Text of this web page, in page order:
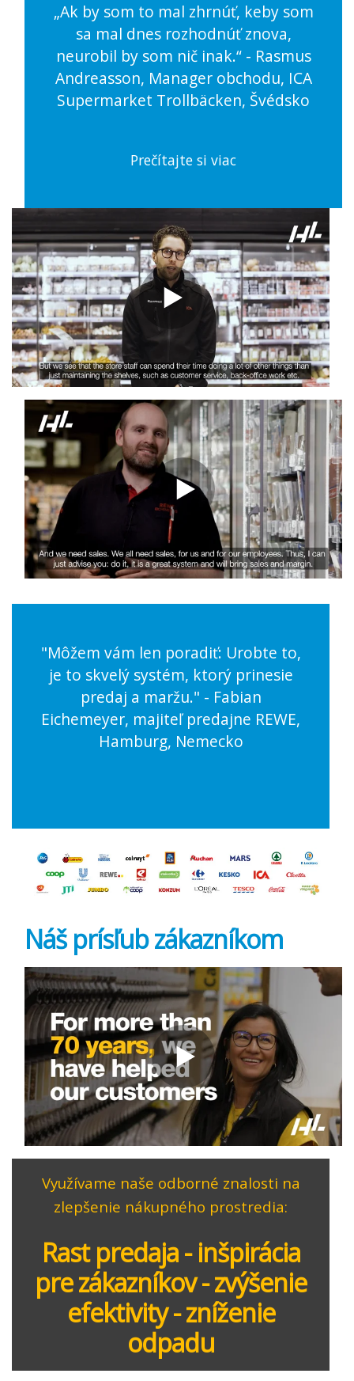
„Ak by som to mal zhrnúť, keby som
sa mal dnes rozhodnúť znova,
neurobil by som nič inak.“ - Rasmus
Andreasson, Manager obchodu, ICA
Supermarket Trollbäcken, Švédsko
Prečítajte si viac
"Môžem vám len poradiť: Urobte to,
je to skvelý systém, ktorý prinesie
predaj a maržu." - Fabian
Eichemeyer, majiteľ predajne REWE,
Hamburg, Nemecko
Náš prísľub zákazníkom
Využívame naše odborné znalosti na
zlepšenie nákupného prostredia:
Rast predaja - inšpirácia
pre zákazníkov - zvýšenie
efektivity - zníženie
odpadu